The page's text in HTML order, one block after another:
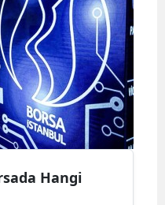
Hangi